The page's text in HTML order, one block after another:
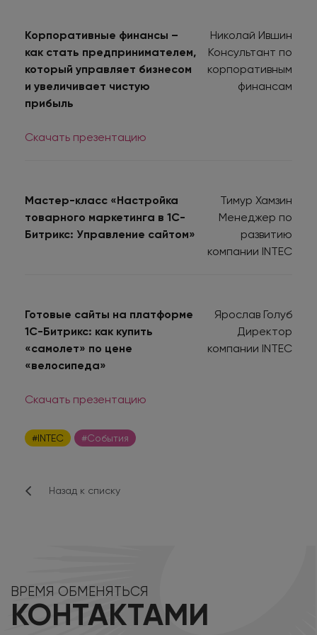
Корпоративные финансы –
как стать предпринимателем,
который управляет бизнесом
и увеличивает чистую
прибыль
Скачать презентацию
Николай Ившин
Консультант по
корпоративным
финансам
Мастер-класс «Настройка
товарного маркетинга в 1С-
Битрикс: Управление сайтом»
Тимур Хамзин
Менеджер по
развитию
компании INTEC
Готовые сайты на платформе
1С-Битрикс: как купить
«самолет» по цене
«велосипеда»
Скачать презентацию
Ярослав Голуб
Директор
компании INTEC
#INTEC #События
Назад к списку
ВРЕМЯ ОБМЕНЯТЬСЯ
КОНТАКТАМИ